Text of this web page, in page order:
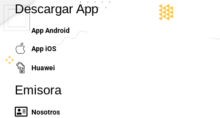
Descargar App
App Android
App iOS
Huawei
Emisora
Nosotros